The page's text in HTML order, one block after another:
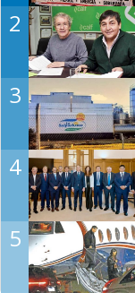
2
3
4
5